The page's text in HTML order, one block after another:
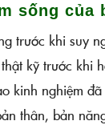
sống của
trước khi suy
kỹ trước khi
kinh nghiệm
thân, bản